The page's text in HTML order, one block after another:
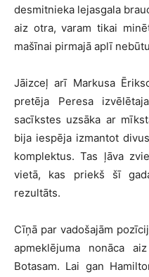
desmitnieka lejasgala
aiz otra, varam tikai
mašīnai pirmajā aplī
Jāizceļ arī Markusa
pretēja Peresa
sacīkstes uzsāka ar
bija iespēja izmantot
komplektus. Tas ļāva
vietā, kas priekš šī
rezultāts.
Cīņā par vadošajām
apmeklējuma nonāca
Botasam. Lai gan